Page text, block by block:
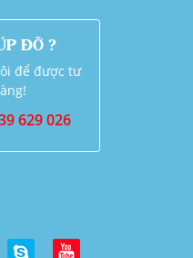
ĐỠ ?
để được tư
629 026